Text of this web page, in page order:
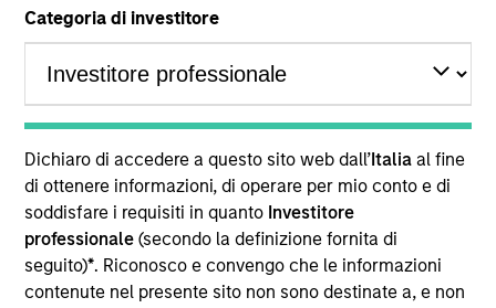
Categoria di investitore
Dichiaro di accedere a questo sito web dall’Italia al fine
di ottenere informazioni, di operare per mio conto e di
soddisfare i requisiti in quanto Investitore
professionale(secondo la definizione fornita di
seguito)*. Riconosco e convengo che le informazioni
contenute nel presente sito non sono destinate a, e non
*Devise de référence du fonds
Comparti di Morgan Stanley Investment Funds, una
società di investimento a capitale variabile di diritto
lussemburghese. (la “Società”) è registrata nel
Granducato di Lussemburgo come organismo
d’investimento collettivo ai sensi della Parte 1 della Legge
del 17 dicembre 2010 e successive modifiche. La Società è
un organismo d’investimento collettivo in valori mobiliari